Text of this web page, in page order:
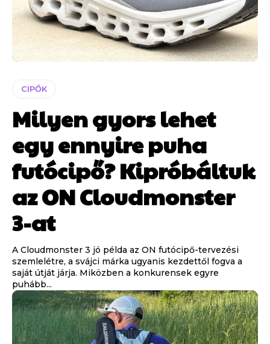
CIPŐK
Milyen gyors lehet
egy ennyire puha
futócipő? Kipróbáltuk
az ON Cloudmonster
3-at
A Cloudmonster 3 jó példa az ON futócipő-tervezési
szemlelétre, a svájci márka ugyanis kezdettől fogva a
saját útját járja. Miközben a konkurensek egyre
puhább...